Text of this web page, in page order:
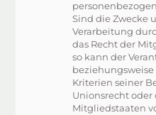
Sind die Zwecke
Verarbeitung
das Recht der
so kann der
Kriterien seiner
Unionsrecht oder
Mitgliedstaaten